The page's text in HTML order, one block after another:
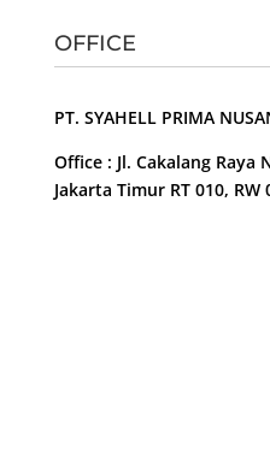
OFFICE
PT. SYAHELL PRIMA
Office : Jl. Cakalang Raya
Jakarta Timur RT 010, RW